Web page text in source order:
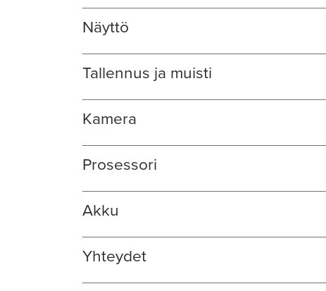
Näyttö
Tallennus ja muisti
Kamera
Prosessori
Akku
Yhteydet